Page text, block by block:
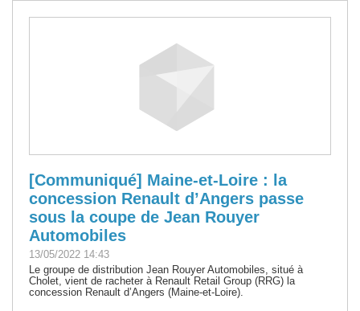
[Communiqué] Maine-et-Loire : la
concession Renault d’Angers passe
sous la coupe de Jean Rouyer
Automobiles
13/05/2022 14:43
Le groupe de distribution Jean Rouyer Automobiles, situé à
Cholet, vient de racheter à Renault Retail Group (RRG) la
concession Renault d’Angers (Maine-et-Loire).